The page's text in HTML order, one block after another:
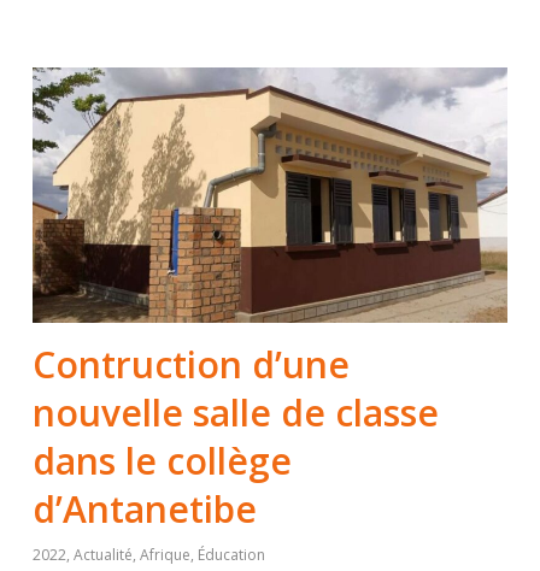
Contruction d’une
nouvelle salle de classe
dans le collège
d’Antanetibe
2022, Actualité, Afrique, Éducation